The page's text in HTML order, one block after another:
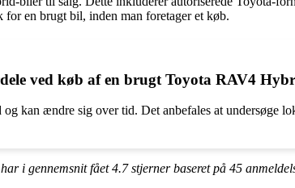
en brugt bil, inden man foretager et køb.
ved køb af en brugt Toyota RAV4
kan ændre sig over tid. Det anbefales at undersøge
i gennemsnit fået4.7stjerner baseret på 45